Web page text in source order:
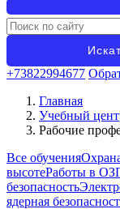
+73822994677
Главная
Учебный
Рабочие
Все обучения
высотеРаботы в
безопасность
ядерная